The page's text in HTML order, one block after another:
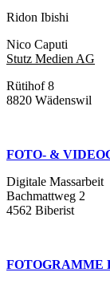
Ridon Ibishi
Nico Caputi
Stutz Medien AG
Rütihof 8
8820 Wädenswil
FOTO- &
Digitale Massarbeit
Bachmattweg 2
4562 Biberist
FOTOGRAMME